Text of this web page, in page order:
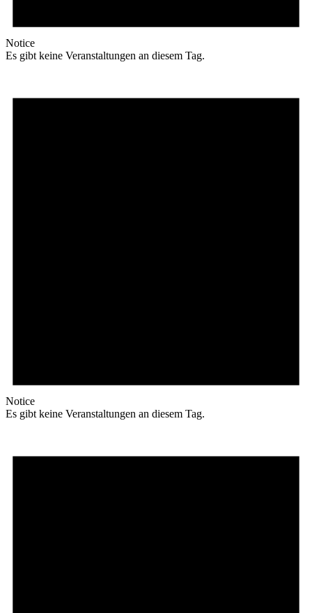
Notice
Es gibt keine Veranstaltungen an diesem Tag.
Notice
Es gibt keine Veranstaltungen an diesem Tag.